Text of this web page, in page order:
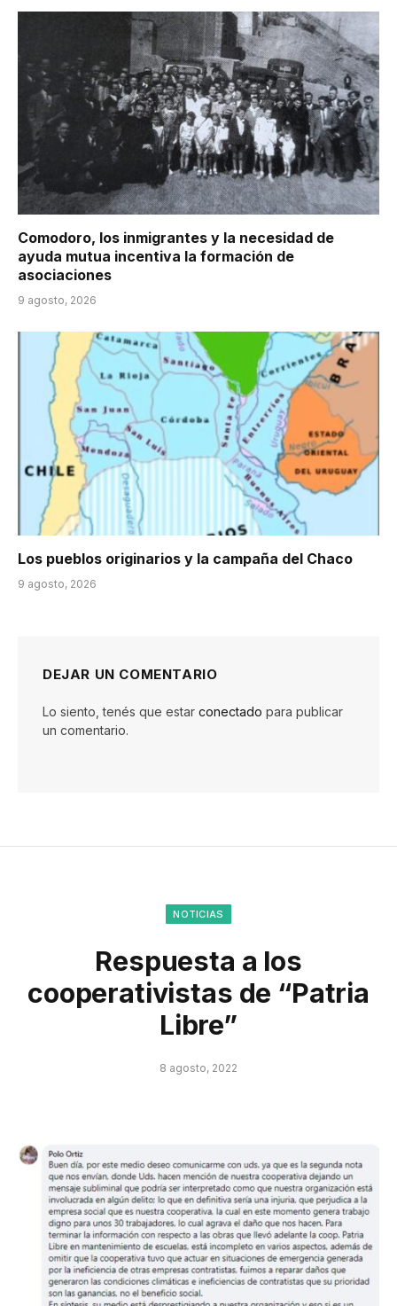
Comodoro, los inmigrantes y la necesidad de
ayuda mutua incentiva la formación de
asociaciones
9 agosto, 2026
Los pueblos originarios y la campaña del Chaco
9 agosto, 2026
DEJAR UN COMENTARIO
Lo siento, tenés que estar conectado para publicar
un comentario.
NOTICIAS
Respuesta a los
cooperativistas de “Patria
Libre”
8 agosto, 2022